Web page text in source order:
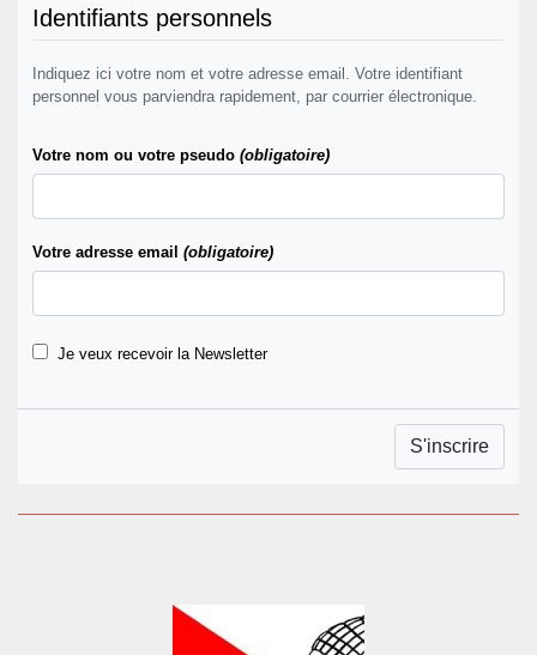
Identifiants personnels
Indiquez ici votre nom et votre adresse email. Votre identifiant
personnel vous parviendra rapidement, par courrier électronique.
Votre nom ou votre pseudo (obligatoire)
Votre adresse email (obligatoire)
Je veux recevoir la Newsletter